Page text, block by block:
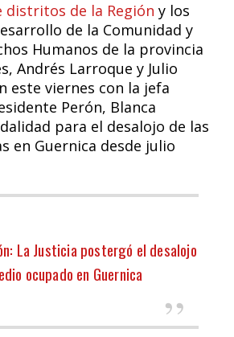
distritos de la Región y los
de la Comunidad y
Humanos de la provincia
Andrés Larroque y Julio
este viernes con la jefa
Perón, Blanca
para el desalojo de las
en Guernica desde julio
La Justicia postergó el desalojo
ocupado en Guernica